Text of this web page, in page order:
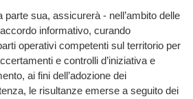
parte sua, assicurerà - nell’ambito delle
informativo, curando
operativi competenti sul territorio per
e controlli d’iniziativa e
ai fini dell’adozione dei
le risultanze emerse a seguito dei